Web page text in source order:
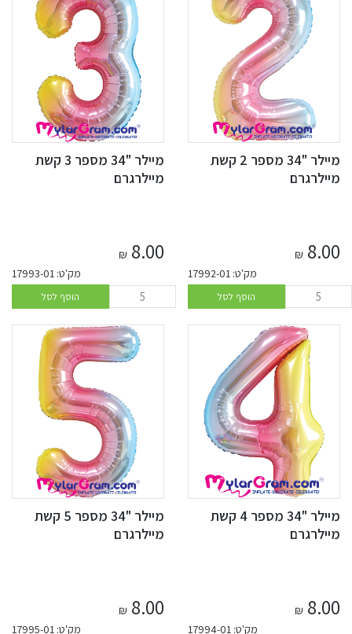
מיילר "34 מספר 2 קשת
מיילרגרם
8.00
₪
מק'ט: 17992-01
הוסף לסל
מיילר "34 מספר 3 קשת
מיילרגרם
8.00
₪
מק'ט: 17993-01
הוסף לסל
מיילר "34 מספר 4 קשת
מיילרגרם
8.00
₪
מק'ט: 17994-01
מיילר "34 מספר 5 קשת
מיילרגרם
8.00
₪
מק'ט: 17995-01